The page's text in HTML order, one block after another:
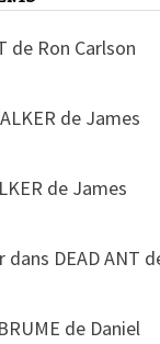
de Ron Carlson
de James
de James
dans DEAD ANT
de Daniel